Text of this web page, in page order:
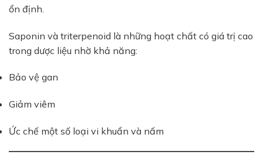
ổn định.
Saponin và triterpenoid là những hoạt chất có giá trị cao
trong dược liệu nhờ khả năng:
Bảo vệ gan
Giảm viêm
Ức chế một số loại vi khuẩn và nấm